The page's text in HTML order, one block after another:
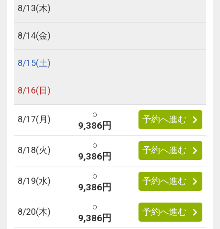
8/13(木)
8/14(金)
8/15(土)
8/16(日)
8/17(月)
○
9,386円
予約へ進む
8/18(火)
○
9,386円
予約へ進む
8/19(水)
○
9,386円
予約へ進む
8/20(木)
○
9,386円
予約へ進む